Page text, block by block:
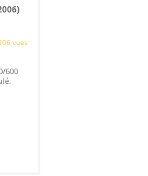
vues
600